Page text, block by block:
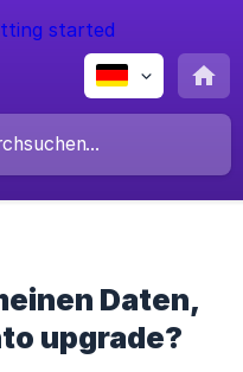
Daten,
upgrade?